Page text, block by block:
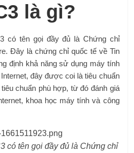
là gì?
có tên gọi đầy đủ là Chứng chỉ
Đây là chứng chỉ quốc tế về Tin
định khả năng sử dụng máy tính
đây được coi là tiêu chuẩn
chuẩn phù hợp, từ đó đánh giá
khoa học máy tính và công
có tên gọi đầy đủ là Chứng chỉ